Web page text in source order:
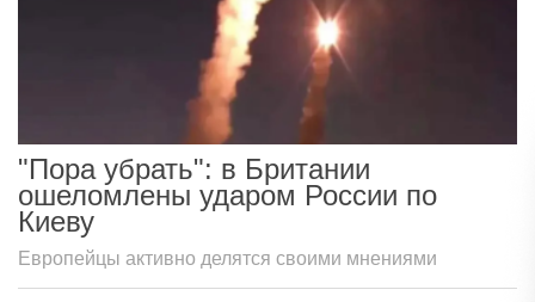
"Пора убрать": в Британии
ошеломлены ударом России по
Киеву
Европейцы активно делятся своими мнениями